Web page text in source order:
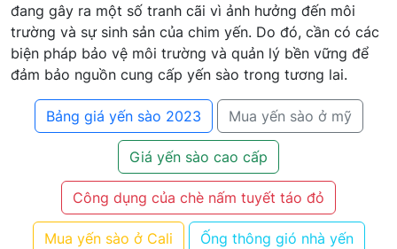
đang gây ra một số tranh cãi vì ảnh hưởng đến môi
trường và sự sinh sản của chim yến. Do đó, cần có các
biện pháp bảo vệ môi trường và quản lý bền vững để
đảm bảo nguồn cung cấp yến sào trong tương lai.
Bảng giá yến sào 2023 Mua yến sào ở mỹ
Giá yến sào cao cấp
Công dụng của chè nấm tuyết táo đỏ
Mua yến sào ở Cali Ống thông gió nhà yến